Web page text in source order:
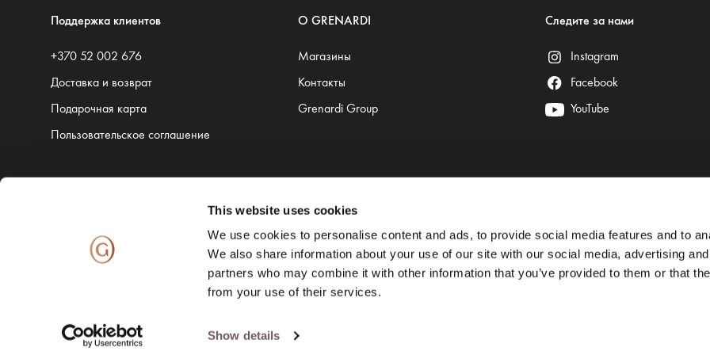
This website uses cookies
We use cookies to personalise content and ads, to provide social media features and to
We also share information about your use of our site with our social media, advertising
partners who may combine it with other information that you’ve provided to them or that
from your use of their services.
Show details
Поддержка клиентов
+370 52 002 676
Доставка и возврат
Подарочная карта
Пользовательское соглашение
O GRENARDI
Магазины
Контакты
Grenardi Group
Следите за нами
Instagram
Facebook
YouTube
© 2026 GIVEN LATVIA, SIA